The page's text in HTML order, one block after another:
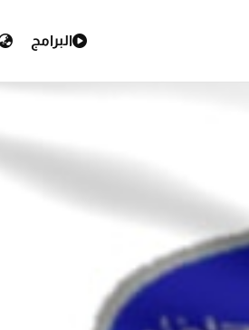
البرامج